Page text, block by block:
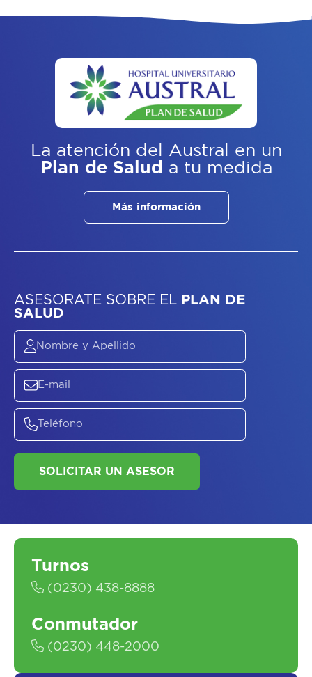
La atención del Austral
en un
Plan de Salud a tu medida
Más información
ASESORATE SOBRE
SALUD
Turnos
(0230) 438-8888
Conmutador
(0230) 448-2000